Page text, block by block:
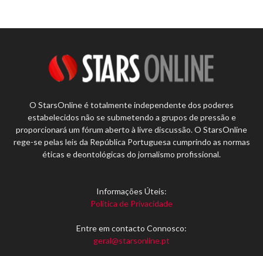
O StarsOnline é totalmente independente dos poderes
estabelecidos não se submetendo a grupos de pressão e
proporcionará um fórum aberto à livre discussão. O StarsOnline
rege-se pelas leis da República Portuguesa cumprindo as normas
éticas e deontológicas do jornalismo profissional.
Informações Úteis:
Política de Privacidade
Entre em contacto Connosco:
geral@starsonline.pt